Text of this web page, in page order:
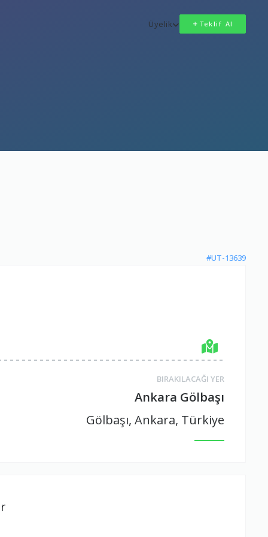
Üyelik Teklif Al
#UT-13639
BIRAKILACAĞI YER
Ankara Gölbaşı
Gölbaşı, Ankara, Türkiye